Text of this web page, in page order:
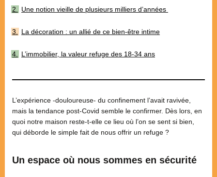
Une notion vieille de plusieurs milliers d’années
La décoration : un allié de ce bien-être intime
L’immobilier, la valeur refuge des 18-34 ans
L’expérience -douloureuse- du confinement l’avait ravivée,
mais la tendance post-Covid semble le confirmer. Dès lors, en
quoi notre maison reste-t-elle ce lieu où l’on se sent si bien,
qui déborde le simple fait de nous offrir un refuge ?
Un espace où nous sommes en sécurité